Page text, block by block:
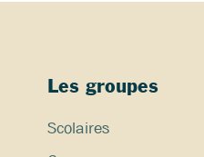
Les groupes
Scolaires